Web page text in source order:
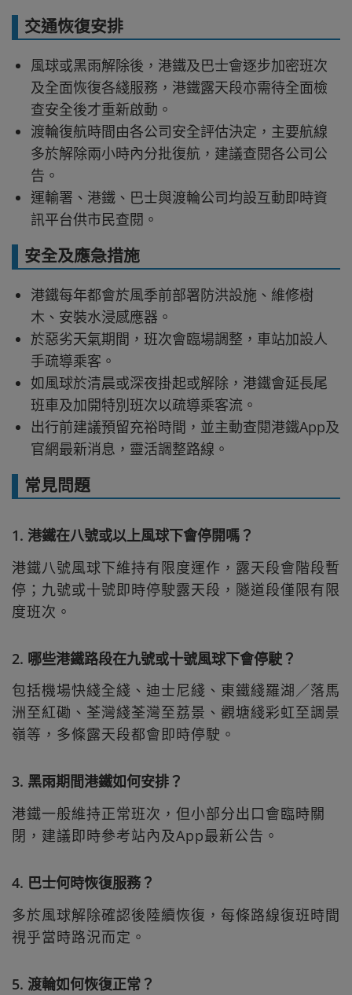
交通恢復安排
風球或黑雨解除後，港鐵及巴士會逐步加密班次
及全面恢復各綫服務，港鐵露天段亦需待全面檢
查安全後才重新啟動。
渡輪復航時間由各公司安全評估決定，主要航線
多於解除兩小時內分批復航，建議查閱各公司公
告。
運輸署、港鐵、巴士與渡輪公司均設互動即時資
訊平台供市民查閱。
安全及應急措施
港鐵每年都會於風季前部署防洪設施、維修樹
木、安裝水浸感應器。
於惡劣天氣期間，班次會臨場調整，車站加設人
手疏導乘客。
如風球於清晨或深夜掛起或解除，港鐵會延長尾
班車及加開特別班次以疏導乘客流。
出行前建議預留充裕時間，並主動查閱港鐵App及
官網最新消息，靈活調整路線。
常見問題
1. 港鐵在八號或以上風球下會停開嗎？
港鐵八號風球下維持有限度運作，露天段會階段暫
停；九號或十號即時停駛露天段，隧道段僅限有限
度班次。
2. 哪些港鐵路段在九號或十號風球下會停駛？
包括機場快綫全綫、迪士尼綫、東鐵綫羅湖／落馬
洲至紅磡、荃灣綫荃灣至荔景、觀塘綫彩虹至調景
嶺等，多條露天段都會即時停駛。
3. 黑雨期間港鐵如何安排？
港鐵一般維持正常班次，但小部分出口會臨時關
閉，建議即時參考站內及App最新公告。
4. 巴士何時恢復服務？
多於風球解除確認後陸續恢復，每條路線復班時間
視乎當時路況而定。
5. 渡輪如何恢復正常？